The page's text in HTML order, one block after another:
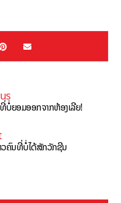
ບໍ່ຍອມອອກຈາກຫ້ອງເລີຍ!
ຄົນທີ່ບໍ່ໄດ້ສັກວັກຊີນ